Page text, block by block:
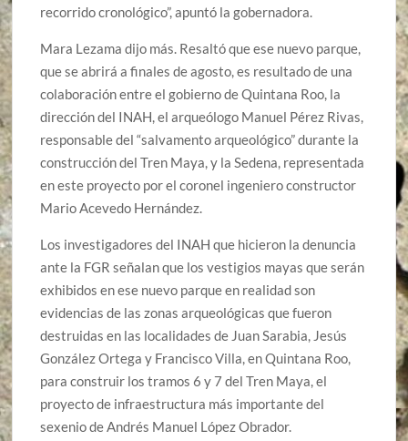
recorrido cronológico”, apuntó la gobernadora.
Mara Lezama dijo más. Resaltó que ese nuevo parque,
que se abrirá a finales de agosto, es resultado de una
colaboración entre el gobierno de Quintana Roo, la
dirección del INAH, el arqueólogo Manuel Pérez Rivas,
responsable del “salvamento arqueológico” durante la
construcción del Tren Maya, y la Sedena, representada
en este proyecto por el coronel ingeniero constructor
Mario Acevedo Hernández.
Los investigadores del INAH que hicieron la denuncia
ante la FGR señalan que los vestigios mayas que serán
exhibidos en ese nuevo parque en realidad son
evidencias de las zonas arqueológicas que fueron
destruidas en las localidades de Juan Sarabia, Jesús
González Ortega y Francisco Villa, en Quintana Roo,
para construir los tramos 6 y 7 del Tren Maya, el
proyecto de infraestructura más importante del
sexenio de Andrés Manuel López Obrador.